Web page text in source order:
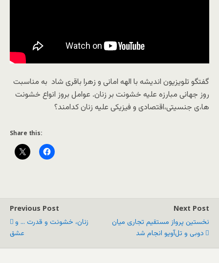
گفتگو تلویزیون اندیشه با الهه امانی و زهرا باقری شاد به مناسبت
روز جهانی مبارزه علیه خشونت بر زنان. عوامل بروز انواع خشونت
ها،ی جنسیتی،اقتصادی و فیزیکی علیه زنان کدامند؟
Share this:
Previous Post
زنان، خشونت و قدرت ... و
عشق
Next Post
نخستین پرواز مستقیم تجاری میان
دوبی و تل‌آویو انجام شد